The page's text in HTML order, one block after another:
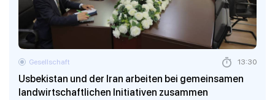
Usbekistan und der Iran arbeiten bei gemeinsamen
landwirtschaftlichen Initiativen zusammen
Gesellschaft 13:30